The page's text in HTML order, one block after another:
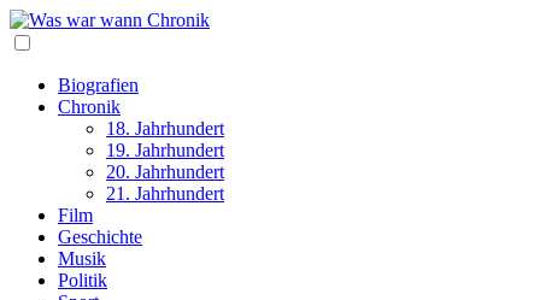
Biografien
Chronik
18. Jahrhundert
19. Jahrhundert
20. Jahrhundert
21. Jahrhundert
Film
Geschichte
Musik
Politik